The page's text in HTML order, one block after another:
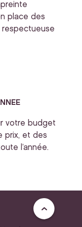
place des
respectueuse
votre budget
prix, et des
l’année.